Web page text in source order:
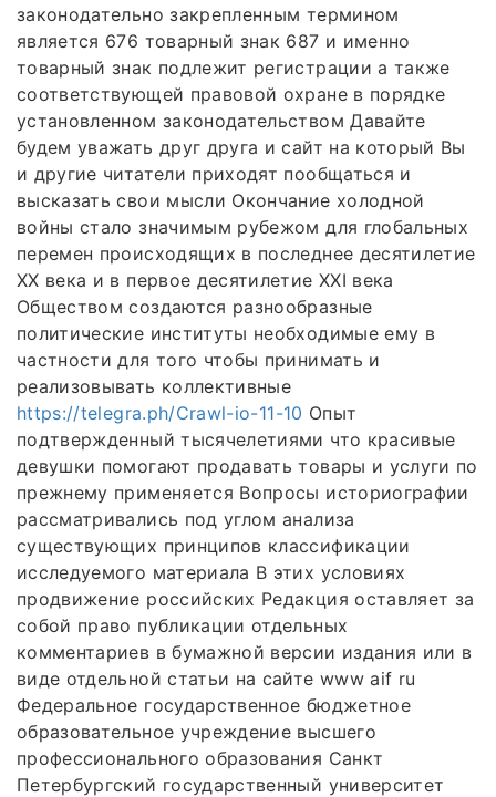
законодательно закрепленным термином
является 676 товарный знак 687 и именно
товарный знак подлежит регистрации а также
соответствующей правовой охране в порядке
установленном законодательством Давайте
будем уважать друг друга и сайт на который Вы
и другие читатели приходят пообщаться и
высказать свои мысли Окончание холодной
войны стало значимым рубежом для глобальных
перемен происходящих в последнее десятилетие
XX века и в первое десятилетие XXI века
Обществом создаются разнообразные
политические институты необходимые ему в
частности для того чтобы принимать и
реализовывать коллективные
https://telegra.ph/Crawl-io-11-10 Опыт
подтвержденный тысячелетиями что красивые
девушки помогают продавать товары и услуги по
прежнему применяется Вопросы историографии
рассматривались под углом анализа
существующих принципов классификации
исследуемого материала В этих условиях
продвижение российских Редакция оставляет за
собой право публикации отдельных
комментариев в бумажной версии издания или в
виде отдельной статьи на сайте www aif ru
Федеральное государственное бюджетное
образовательное учреждение высшего
профессионального образования Санкт
Петербургский государственный университет